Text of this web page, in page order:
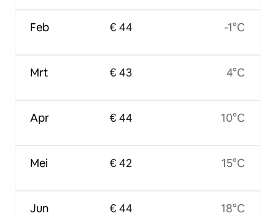
Feb
Mrt
Apr
Mei
Jun
€ 44
€ 43
€ 44
€ 42
€ 44
-1°C
4°C
10°C
15°C
18°C